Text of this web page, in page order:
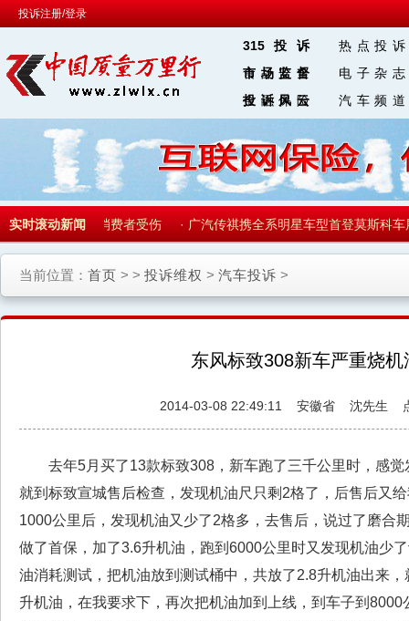
投诉注册/登录
315投诉
热点投诉
食品安全
市场监督
电子杂志
金融保险
投诉风云
汽车频道
实时滚动新闻
安全隐患导致消费者受伤 ·广汽传祺携全系明星车型首登莫斯科车
当前位置： 首页 > > 投诉维权 > 汽车投诉 >
东风标致308新车严重烧机
2014-03-08 22:49:11 安徽省 沈先生
去年5月买了13款标致308，新车跑了三千公里时，感
就到标致宣城售后检查，发现机油尺只剩2格了，后售后又
1000公里后，发现机油又少了2格多，去售后，说过了磨合
做了首保，加了3.6升机油，跑到6000公里时又发现机油少
油消耗测试，把机油放到测试桶中，共放了2.8升机油出来
升机油，在我要求下，再次把机油加到上线，到车子到